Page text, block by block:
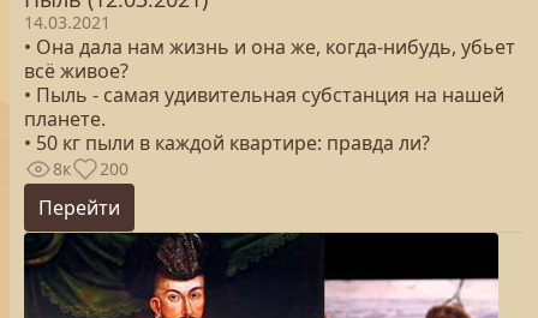
14.03.2021
• Она дала нам жизнь и она же, когда-нибудь, убьет
всё живое?
• Пыль - самая удивительная субстанция на нашей
планете.
• 50 кг пыли в каждой квартире: правда ли?
8к 200
Перейти